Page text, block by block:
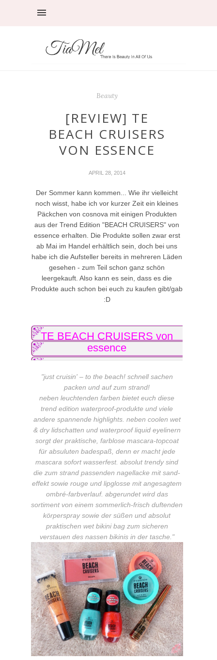
Beauty
[REVIEW] TE
BEACH CRUISERS
VON ESSENCE
APRIL 28, 2014
Der Sommer kann kommen... Wie ihr vielleicht
noch wisst, habe ich vor kurzer Zeit ein kleines
Päckchen von cosnova mit einigen Produkten
aus der Trend Edition "BEACH CRUISERS" von
essence erhalten. Die Produkte sollen zwar erst
ab Mai im Handel erhältlich sein, doch bei uns
habe ich die Aufsteller bereits in mehreren Läden
gesehen - zum Teil schon ganz schön
leergekauft. Also kann es sein, dass es die
Produkte auch schon bei euch zu kaufen gibt/gab
:D
TE BEACH CRUISERS von
essence
"just cruisin' – to the beach! schnell sachen
packen und auf zum strand!
neben leuchtenden farben bietet euch diese
trend edition waterproof-produkte und viele
andere spannende highlights. neben coolen wet
& dry lidschatten und waterproof liquid eyelinern
sorgt der praktische, farblose mascara-topcoat
für absuluten badespaß, denn er macht jede
mascara sofort wasserfest. absolut trendy sind
die zum strand passenden nagellacke mit sand-
effekt sowie rouge und lipglosse mit angesagtem
ombré-farbverlauf. abgerundet wird das
sortiment von einem sommerlich-frisch duftenden
körperspray sowie der süßen und absolut
praktischen wet bikini bag zum sicheren
verstauen des nassen bikinis in der tasche."